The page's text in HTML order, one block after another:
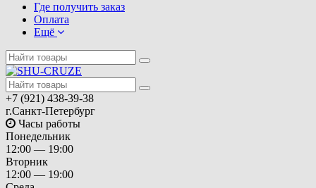
Где получить заказ
Оплата
Ещё
+7 (921) 438-39-38
г.Санкт-Петербург
Часы работы
Понедельник
12:00 — 19:00
Вторник
12:00 — 19:00